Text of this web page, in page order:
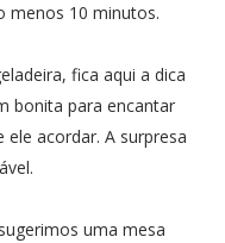
menos 10 minutos.
fica aqui a dica
bonita para encantar
acordar. A surpresa
uma mesa